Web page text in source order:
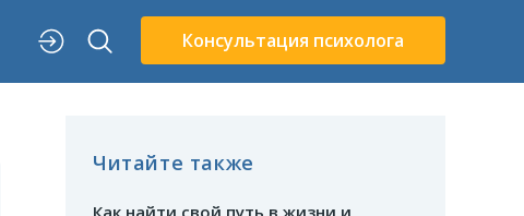
Консультация психолога
Читайте также